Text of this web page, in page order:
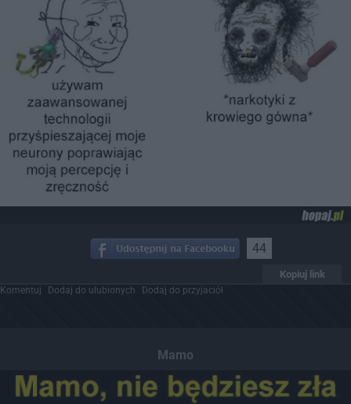
44
Kopiuj link
Komentuj Dodaj do ulubionych Dodaj do przyjaciół
Mamo